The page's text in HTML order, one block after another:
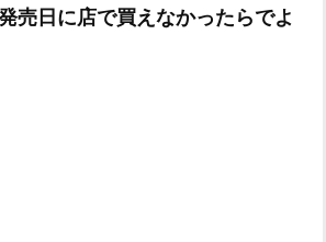
売日に店で買えなかったらでよ